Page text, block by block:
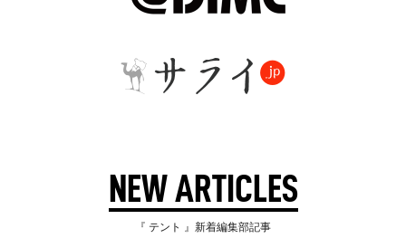
NEW ARTICLES
『 テント 』新着編集部記事